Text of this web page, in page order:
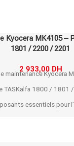
Imagerie Laser
de
Couleur :